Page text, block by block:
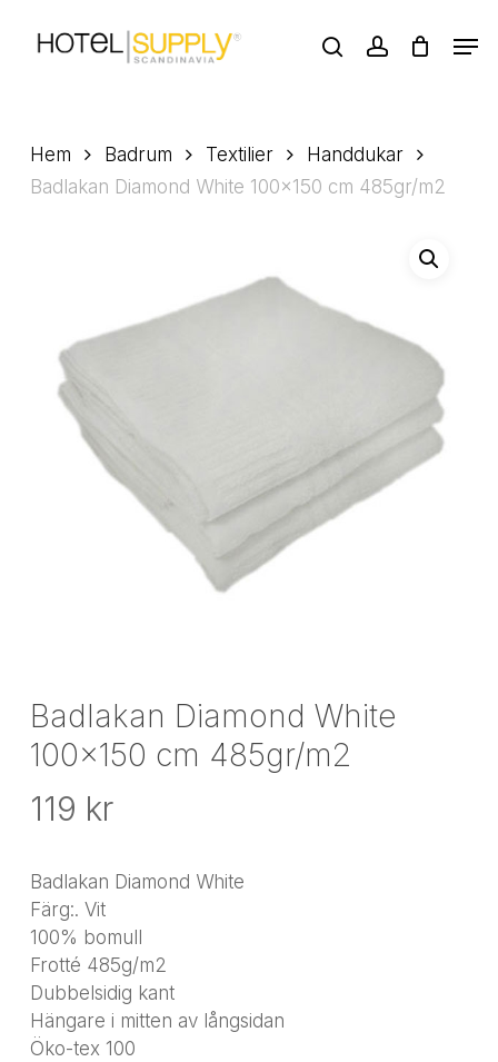
searchaccount
Hem Badrum Textilier
Handdukar
Badlakan Diamond White 100×150 cm 485gr/m2
Badlakan Diamond White
100×150 cm 485gr/m2
119 kr
Badlakan Diamond White
Färg:. Vit
100% bomull
Frotté 485g/m2
Dubbelsidig kant
Hängare i mitten av långsidan
Öko-tex 100